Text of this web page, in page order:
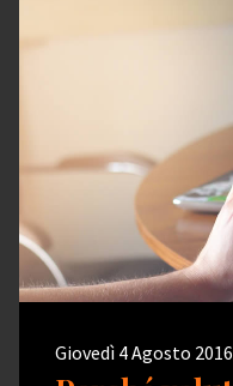
Giovedì 4 Agosto 2016